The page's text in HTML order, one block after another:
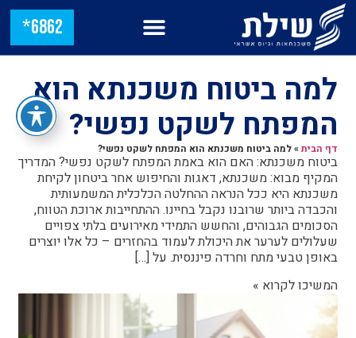
6862*
למה ביטוח משכנתא הוא
המפתח לשקט נפשי?
דף הבית»למה ביטוח משכנתא הוא המפתח לשקט נפשי?
ביטוח משכנתא: האם הוא באמת המפתח לשקט נפשי? המדריך
המקיף מבוא: משכנתא, דאגות והחיפוש אחר ביטחון לקיחת
משכנתא היא ככל הנראה ההחלטה הכלכלית המשמעותית
והכבדה ביותר שרובנו נקבל בחיינו. ההתחייבות ארוכת הטווח,
הסכומים הגבוהים, והחשש התמידי מאירועים בלתי צפויים
שעלולים לערער את היכולת לעמוד בהחזרים – כל אלו יוצרים
באופן טבעי מתח וחרדה פיננסית. על […]
המשיכו לקרוא »